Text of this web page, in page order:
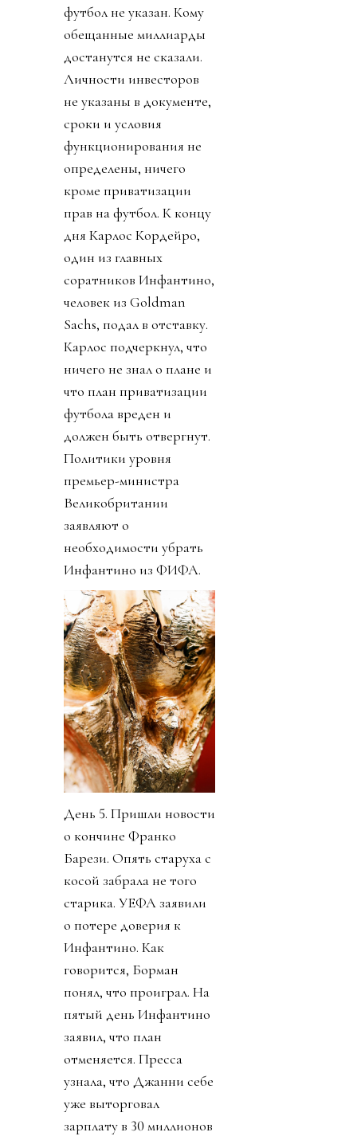
футбол не указан. Кому
обещанные миллиарды
достанутся не сказали.
Личности инвесторов
не указаны в документе,
сроки и условия
функционирования не
определены, ничего
кроме приватизации
прав на футбол. К концу
дня Карлос Кордейро,
один из главных
соратников Инфантино,
человек из Goldman
Sachs, подал в отставку.
Карлос подчеркнул, что
ничего не знал о плане и
что план приватизации
футбола вреден и
должен быть отвергнут.
Политики уровня
премьер-министра
Великобритании
заявляют о
необходимости убрать
Инфантино из ФИФА.
День 5. Пришли новости
о кончине Франко
Барези. Опять старуха с
косой забрала не того
старика. УЕФА заявили
о потере доверия к
Инфантино. Как
говорится, Борман
понял, что проиграл. На
пятый день Инфантино
заявил, что план
отменяется. Пресса
узнала, что Джанни себе
уже выторговал
зарплату в 30 миллионов